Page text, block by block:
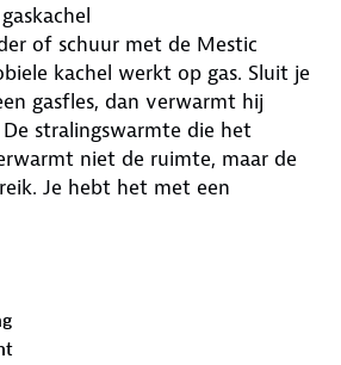
of schuur met de Mestic
kachel werkt op gas. Sluit je
gasfles, dan verwarmt hij
stralingswarmte die het
niet de ruimte, maar de
Je hebt het met een
het met warme
warmtestanden: 1,4 kW, 2,8 kW